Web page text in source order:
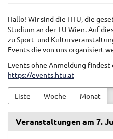
Hallo! Wir sind die HTU, die
Studium an der TU Wien. Auf
zu Sport- und
Events die von uns organisiert
Events ohne Anmeldung
https://events.htu.at
Liste Woche Monat
Veranstaltungen am 7.